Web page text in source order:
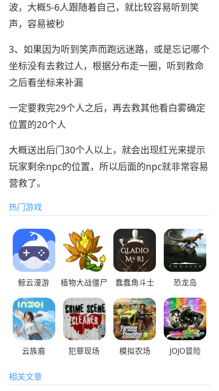
波，大概5-6人跟随着自己，就比较容易听到笑
声，容易被秒
3、如果因为听到笑声而跑远迷路，或是忘记哪个
坐标没有去救过人，根据分布走一圈，听到救命
之后看坐标来补漏
一定要救完29个人之后，再去救其他看白雾确定
位置的20个人
大概送出后门30个人以上，就会出现红光来提示
玩家剩余npc的位置，所以后面的npc就非常容易
营救了。
热门游戏
鲸云漫游 植物大战僵尸 蠢蠢角斗士 恐龙岛
云族裔 犯罪现场 模拟农场 JOJO冒险
相关文章